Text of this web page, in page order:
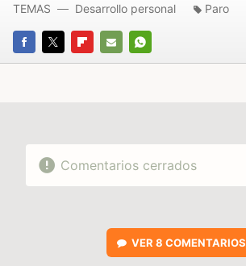
FACEBOOK
TWITTERFLIPBOARD
E-
WHATSAPP
TEMAS Desarrollo personal Paro
Comentarios cerrados
VER 8 COMENTARIOS